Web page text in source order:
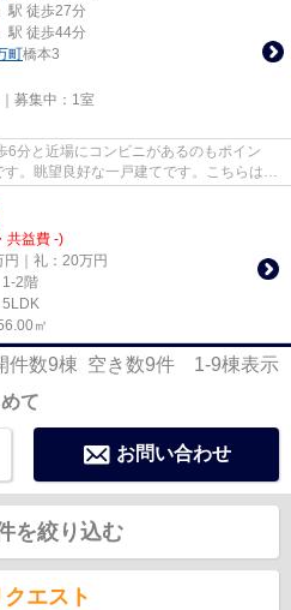
」駅 徒歩27分
」駅 徒歩44分
町橋本3
募集中： 1室
6分と近場にコンビニがあるのもポイン
。眺望良好な一戸建てです。こちらは一
共益費 -)
円｜礼：20万円
1-2階
5LDK
㎡
件数9棟 空き数9件 1-9棟表示
て
お問い合わせ
を絞り込む
エスト